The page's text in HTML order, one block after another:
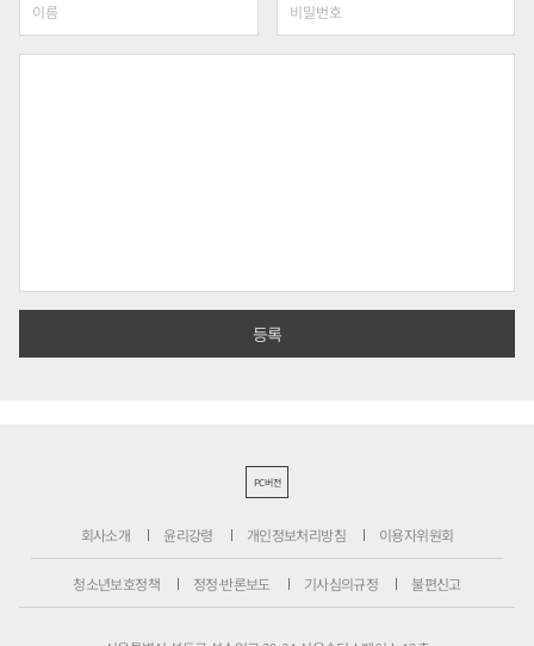
PC버전
회사소개 윤리강령 개인정보처리방침 이용자위원회
청소년보호정책 정정·반론보도 기사심의규정 불편신고